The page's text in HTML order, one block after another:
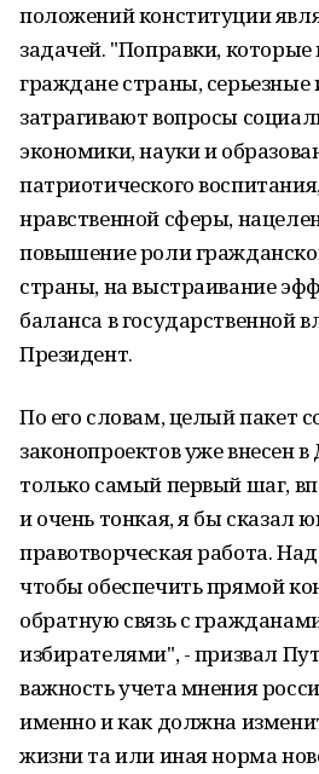
положений конституции
задачей. "Поправки,
граждане страны,
затрагивают вопросы
экономики, науки и
патриотического
нравственной сферы,
повышение роли
страны, на выстраивание
баланса в государственной
Президент.
По его словам, целый пакет
законопроектов уже внесен
только самый первый шаг,
и очень тонкая, я бы сказал
правотворческая работа.
чтобы обеспечить прямой
обратную связь с
избирателями", - призвал
важность учета мнения
именно и как должна
жизни та или иная норма